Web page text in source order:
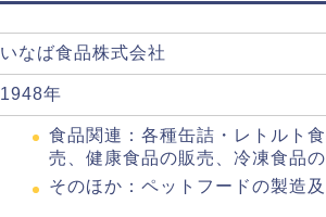
いなば食品株式会社
1948年
食品関連：各種缶詰・レトルト
売、健康食品の販売、冷凍食品
そのほか：ペットフードの製造